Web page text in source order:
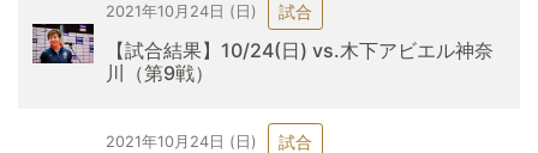
2021年10月24日 (日) 試合
【試合結果】10/24(日) vs.木下アビエル神奈
川（第9戦）
2021年10月24日 (日) 試合